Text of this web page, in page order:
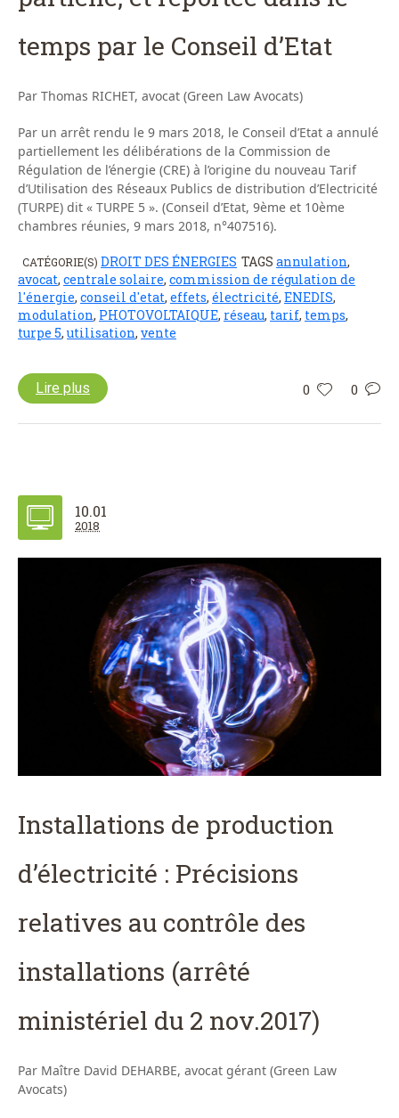
temps par le Conseil d’Etat
Par Thomas RICHET, avocat (Green Law Avocats)
Par un arrêt rendu le 9 mars 2018, le Conseil d’Etat a annulé
partiellement les délibérations de la Commission de
Régulation de l’énergie (CRE) à l’origine du nouveau Tarif
d’Utilisation des Réseaux Publics de distribution d’Electricité
(TURPE) dit « TURPE 5 ». (Conseil d’Etat, 9ème et 10ème
chambres réunies, 9 mars 2018, n°407516).
CATÉGORIE(S) DROIT DES ÉNERGIES TAGS annulation,
avocat, centrale solaire, commission de régulation de
l'énergie, conseil d'etat, effets, électricité, ENEDIS,
modulation, PHOTOVOLTAIQUE, réseau, tarif, temps,
turpe 5,utilisation, vente
0 0
Lire plus
10.01
2018
Installations de production
d’électricité : Précisions
relatives au contrôle des
installations (arrêté
ministériel du 2 nov.2017)
Par Maître David DEHARBE, avocat gérant (Green Law
Avocats)